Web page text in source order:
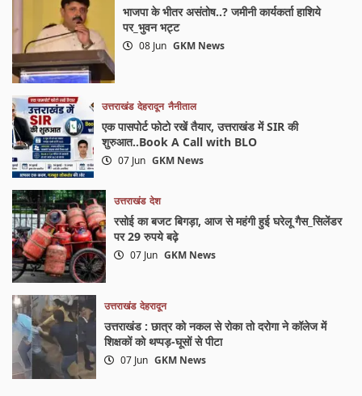
भाजपा के भीतर असंतोष..? जमीनी कार्यकर्ता हाशिये
पर_भुवन भट्ट
08 Jun GKM News
उत्तराखंड देहरादून नैनीताल
एक पासपोर्ट फोटो रखें तैयार, उत्तराखंड में SIR की
शुरुआत..Book A Call with BLO
07 Jun GKM News
उत्तराखंड देश
रसोई का बजट बिगड़ा, आज से महंगी हुई घरेलू गैस_सिलेंडर
पर 29 रुपये बढ़े
07 Jun GKM News
उत्तराखंड देहरादून
उत्तराखंड : छात्र को नकल से रोका तो दरोगा ने कॉलेज में
शिक्षकों को थप्पड़-घूसों से पीटा
07 Jun GKM News